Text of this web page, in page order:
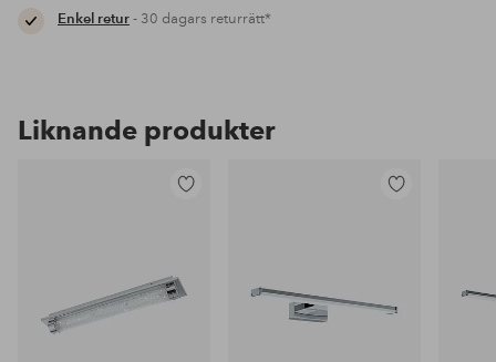
Enkel retur- 30 dagars returrätt*
Liknande produkter